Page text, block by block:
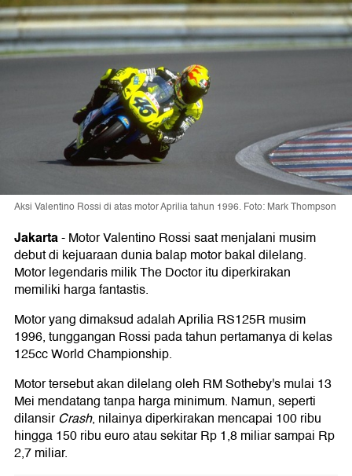
Aksi Valentino Rossi di atas motor Aprilia tahun 1996. Foto: Mark Thompson
Jakarta-MotorValentino Rossisaat menjalani musim
debut di kejuaraan dunia balap motor bakal dilelang.
Motor legendaris milik The Doctor itu diperkirakan
memiliki harga fantastis.
Motor yang dimaksud adalah Aprilia RS125R musim
1996, tunggangan Rossi pada tahun pertamanya di kelas
125cc World Championship.
Motor tersebut akan dilelang oleh RM Sotheby's mulai 13
Mei mendatang tanpa harga minimum. Namun, seperti
dilansirCrash, nilainya diperkirakan mencapai 100 ribu
hingga 150 ribu euro atau sekitar Rp 1,8 miliar sampai Rp
2,7 miliar.